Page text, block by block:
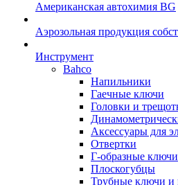
Американская автохимия BG
Аэрозольная продукция
Инструмент
Bahco
Напильники
Гаечные ключи
Головки и
Аксессуары для
Отвертки
Г-образные ключи
Плоскогубцы
Трубные ключи и